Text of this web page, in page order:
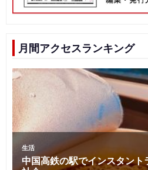
月間アクセスランキング